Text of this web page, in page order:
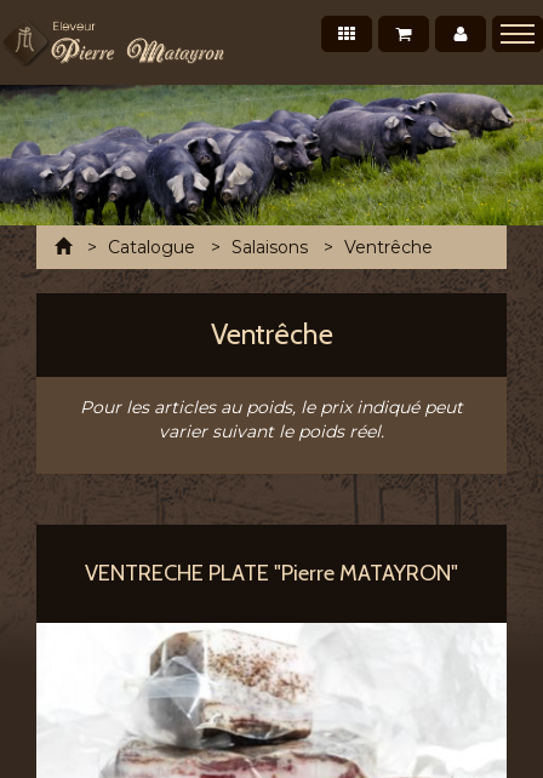
Mon
Mon panier
Nos produits
Présentation
Points de vente Professionnels
Recettes et conseils
Photos/Vidéos
Salons et évènements
Contact
A découvrir
AccueilCatalogue Salaisons Ventrêche
Ventrêche
Pour les articles au poids, le prix indiqué peut
varier suivant le poids réel.
VENTRECHE PLATE "Pierre MATAYRON"